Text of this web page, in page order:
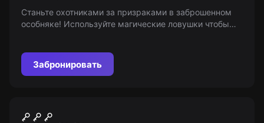
Станьте охотниками за призраками в заброшенном
особняке! Используйте магические ловушки чтобы
дело!Забронировать
Охотники за разумом